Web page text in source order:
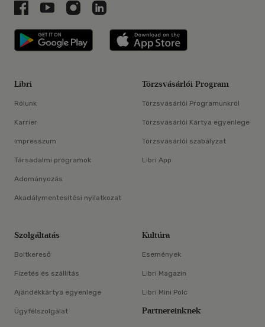
Libri a Facebookon
Libri a Youtube-on
Libri az Instagramon
Libri a LinkedInen
Libri applikáció Szerezd meg: Google
Libri
Rólunk
Karrier
Impresszum
Társadalmi programok
Adományozás
Akadálymentesítési nyilatkozat
Törzsvásárlói Program
Törzsvásárlói Programunkról
Törzsvásárlói Kártya egyenlege
Törzsvásárlói szabályzat
Libri App
Szolgáltatás
Boltkereső
Fizetés és szállítás
Ajándékkártya egyenlege
Ügyfélszolgálat
Kultúra
Események
Libri Magazin
Libri Mini Polc
Partnereinknek